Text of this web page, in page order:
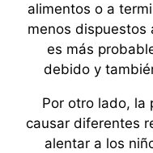
alimentos o a
menos dispuestos
es más
debido y
Por otro lado, la
causar diferentes
alentar a los